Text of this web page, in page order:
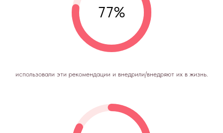
77%
использовали эти рекомендации и внедрили/внедряют их в жизнь.